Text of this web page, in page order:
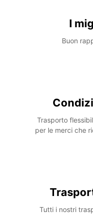
I
Buon
Trasporto
per le merci che
Tutti i nostri